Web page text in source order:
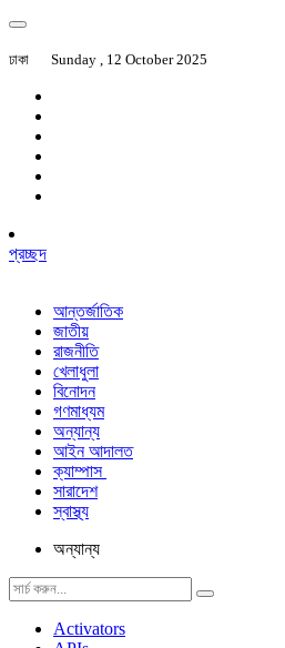
ঢাকা Sunday , 12 October 2025
প্রচ্ছদ
আন্তর্জাতিক
জাতীয়
রাজনীতি
খেলাধুলা
বিনোদন
গণমাধ্যম
অন্যান্য
আইন আদালত
ক্যাম্পাস
সারাদেশ
স্বাস্থ্য
অন্যান্য
Activators